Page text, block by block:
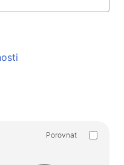
Porovnat